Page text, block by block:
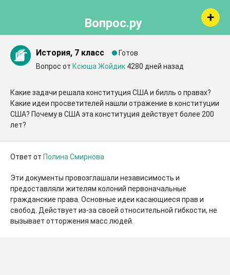
Вопрос.ру
История, 7 класс
Готов
Вопрос от Ксюша Жойдик 4280 дней назад
Какие задачи решала конституция США и билль о правах?
Какие идеи просветителей нашли отражение в конституции
США? Почему в США эта конституция действует более 200
лет?
Ответ от Полина Смирнова
Эти документы провозглашали независимость и
предоставляли жителям колоний первоначальные
гражданские права. Основные идеи касающиеся прав и
свобод. Действует из-за своей относительной гибкости, не
вызывает отторжения масс людей.